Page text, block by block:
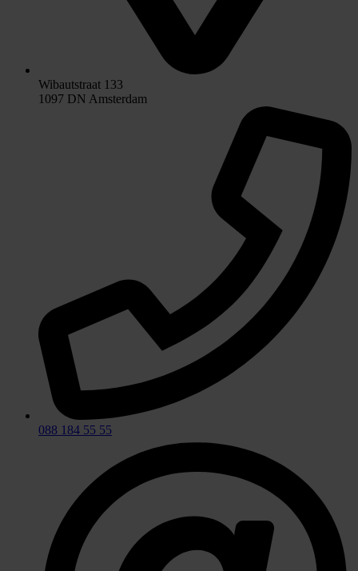
Wibautstraat 133
1097 DN Amsterdam
088 184 55 55